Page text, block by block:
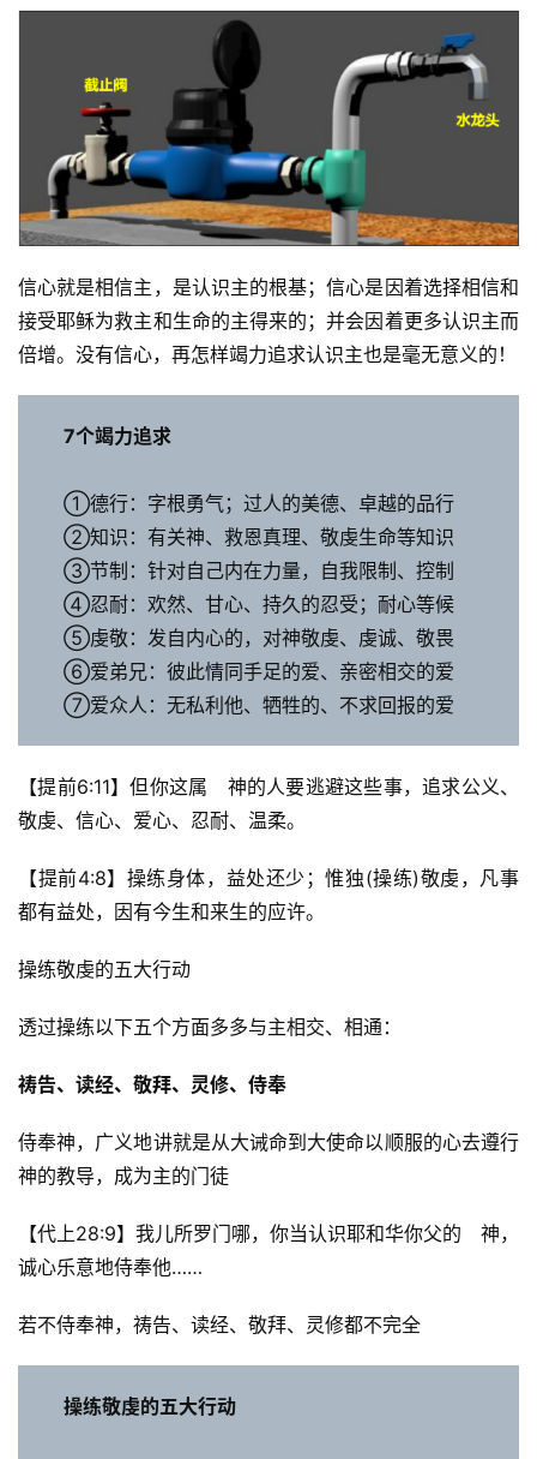
信心就是相信主，是认识主的根基；信心是因着选择相信和
接受耶稣为救主和生命的主得来的；并会因着更多认识主而
7个竭力追求
①德行：字根勇气；过人的美德、卓越的品行
②知识：有关神、救恩真理、敬虔生命等知识
③节制：针对自己内在力量，自我限制、控制
④忍耐：欢然、甘心、持久的忍受；耐心等候
⑤虔敬：发自内心的，对神敬虔、虔诚、敬畏
⑥爱弟兄：彼此情同手足的爱、亲密相交的爱
⑦爱众人：无私利他、牺牲的、不求回报的爱
【提前6:11】但你这属　神的人要逃避这些事，追求公义、
敬虔、信心、爱心、忍耐、温柔。
【提前4:8】操练身体，益处还少；惟独(操练)敬虔，凡事
都有益处，因有今生和来生的应许。
操练敬虔的五大行动
透过操练以下五个方面多多与主相交、相通：
祷告、读经、敬拜、灵修、侍奉
侍奉神，广义地讲就是从大诫命到大使命以顺服的心去遵行
神的教导，成为主的门徒
【代上28:9】我儿所罗门哪，你当认识耶和华你父的　神，
诚心乐意地侍奉他……
若不侍奉神，祷告、读经、敬拜、灵修都不完全
操练敬虔的五大行动